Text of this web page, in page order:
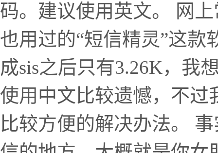
码。建议使用英文。 网
也用过的“短信精灵”这款
成sis之后只有3.26K，我
使用中文比较遗憾，不过
比较方便的解决办法。